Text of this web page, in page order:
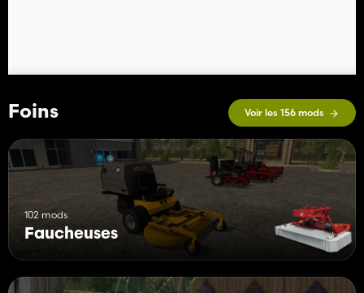
Foins Voir les 156 mods
102 mods
Faucheuses